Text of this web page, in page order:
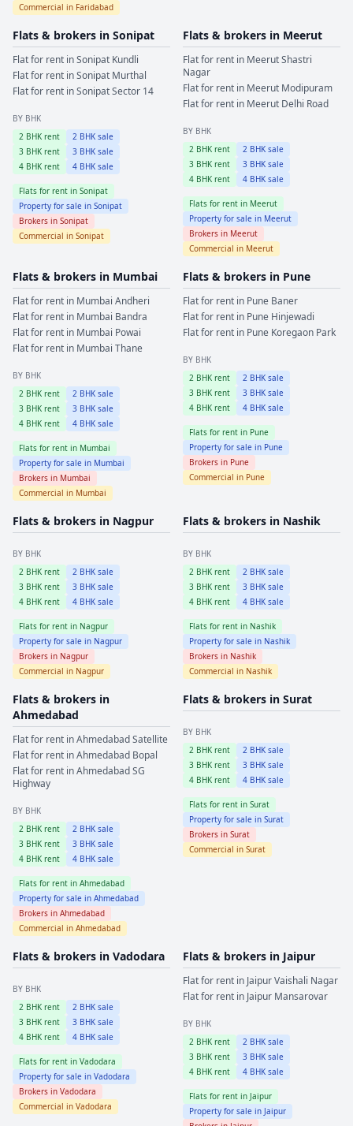
Commercial in Faridabad
Flats & brokers in Sonipat
Flat for rent inSonipat Kundli
Flat for rent inSonipat Murthal
Flat for rent inSonipatSector 14
BY BHK
2 BHK rent 2 BHK sale
3 BHK rent 3 BHK sale
4 BHK rent 4 BHK sale
Flats for rent in Sonipat
Property for sale in Sonipat
Brokers in Sonipat
Commercial in Sonipat
Flats & brokers in Meerut
Flat for rent in MeerutShastri
Nagar
Flat for rent in Meerut Modipuram
Flat for rent in Meerut Delhi Road
BY BHK
2 BHK rent 2 BHK sale
3 BHK rent 3 BHK sale
4 BHK rent 4 BHK sale
Flats for rent in Meerut
Property for sale in Meerut
Brokers in Meerut
Commercial in Meerut
Flats & brokers in Mumbai
Flat for rent in Mumbai Andheri
Flat for rent in Mumbai Bandra
Flat for rent in Mumbai Powai
Flat for rent in Mumbai Thane
BY BHK
2 BHK rent 2 BHK sale
3 BHK rent 3 BHK sale
4 BHK rent 4 BHK sale
Flats for rent in Mumbai
Property for sale in Mumbai
Brokers in Mumbai
Commercial in Mumbai
Flats & brokers in Pune
Flat for rent in Pune Baner
Flat for rent in Pune Hinjewadi
Flat for rent in Pune Koregaon Park
BY BHK
2 BHK rent 2 BHK sale
3 BHK rent 3 BHK sale
4 BHK rent 4 BHK sale
Flats for rent in Pune
Property for sale in Pune
Brokers in Pune
Commercial in Pune
Flats & brokers in Nagpur
BY BHK
2 BHK rent 2 BHK sale
3 BHK rent 3 BHK sale
4 BHK rent 4 BHK sale
Flats for rent in Nagpur
Property for sale in Nagpur
Brokers in Nagpur
Commercial in Nagpur
Flats & brokers in Nashik
BY BHK
2 BHK rent 2 BHK sale
3 BHK rent 3 BHK sale
4 BHK rent 4 BHK sale
Flats for rent in Nashik
Property for sale in Nashik
Brokers in Nashik
Commercial in Nashik
Flats & brokers in
Ahmedabad
Flat for rent inAhmedabadSatellite
Flat for rent inAhmedabad Bopal
Flat for rent inAhmedabadSG
Highway
BY BHK
2 BHK rent 2 BHK sale
3 BHK rent 3 BHK sale
4 BHK rent 4 BHK sale
Flats for rent in Ahmedabad
Property for sale in Ahmedabad
Brokers in Ahmedabad
Commercial in Ahmedabad
Flats & brokers in Surat
BY BHK
2 BHK rent 2 BHK sale
3 BHK rent 3 BHK sale
4 BHK rent 4 BHK sale
Flats for rent in Surat
Property for sale in Surat
Brokers in Surat
Commercial in Surat
Flats & brokers in Vadodara
BY BHK
2 BHK rent 2 BHK sale
3 BHK rent 3 BHK sale
4 BHK rent 4 BHK sale
Flats for rent in Vadodara
Property for sale in Vadodara
Brokers in Vadodara
Commercial in Vadodara
Flats & brokers in Jaipur
Flat for rent in JaipurVaishali Nagar
Flat for rent in Jaipur Mansarovar
BY BHK
2 BHK rent 2 BHK sale
3 BHK rent 3 BHK sale
4 BHK rent 4 BHK sale
Flats for rent in Jaipur
Property for sale in Jaipur